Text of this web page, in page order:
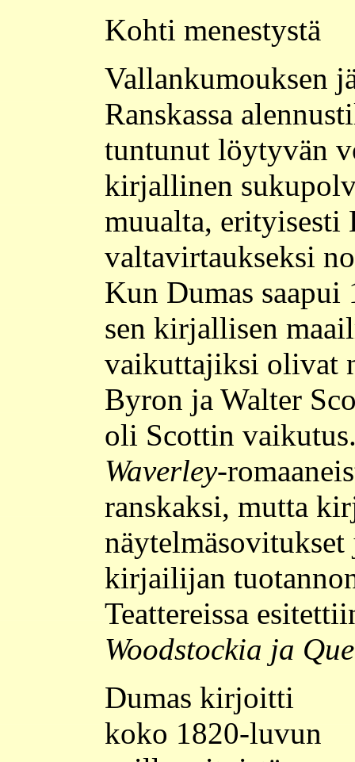
Kohti menestystä
Vallankumouksen
Ranskassa
tuntunut löytyvän
kirjallinen
muualta, erityisesti
valtavirtaukseksi
Kun Dumas
sen kirjallisen
vaikuttajiksi olivat
Byron ja Walter
oli Scottin
Waverley-
ranskaksi, mutta
kirjailijan
Teattereissa
Woodstockia ja
Dumas kirjoitti
koko 1820-luvun